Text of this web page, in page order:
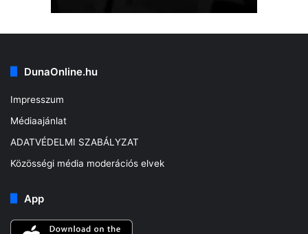
DunaOnline.hu
Impresszum
Médiaajánlat
ADATVÉDELMI SZABÁLYZAT
Közösségi média moderációs elvek
App